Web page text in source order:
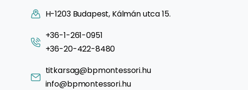
H-1203 Budapest, Kálmán utca 15.
+36-1-261-0951
+36-20-422-8480
titkarsag@bpmontessori.hu
info@bpmontessori.hu